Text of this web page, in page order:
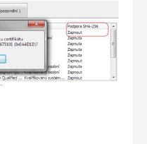
kartě
nové kartě
na nové kartě